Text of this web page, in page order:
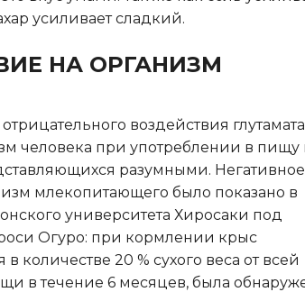
усиливает сладкий.
НА ОРГАНИЗМ
воздействия глутамата
человека при употреблении в пищу
разумными. Негативное
млекопитающего было показано в
университета Хиросаки под
Огуро: при кормлении крыс
в количестве 20 % сухого веса от всей
в течение 6 месяцев, была